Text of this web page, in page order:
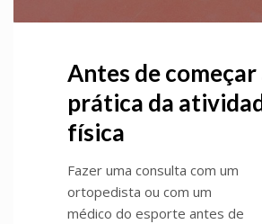
Antes de começar
prática da
física
Fazer uma consulta com um
ortopedista ou com um
médico do esporte antes de